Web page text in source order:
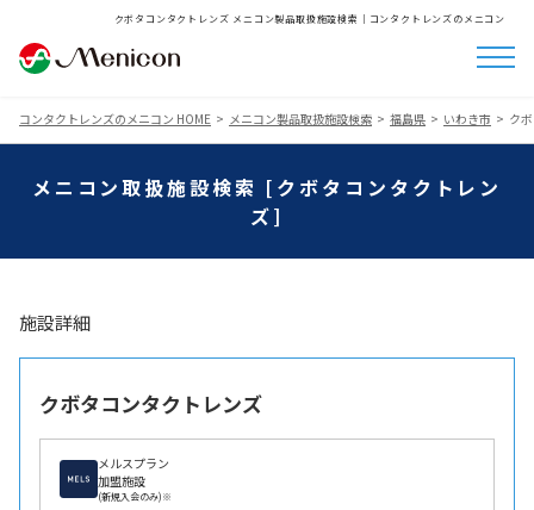
クボタコンタクトレンズ メニコン製品取扱施設検索│コンタクトレンズのメニコン
コンタクトレンズのメニコン HOME メニコン製品取扱施設検索 福島県 いわき市 ク
メニコン取扱施設検索 [クボタコンタクトレン
ズ]
施設詳細
クボタコンタクトレンズ
メルスプラン
加盟施設
(新規入会のみ)※